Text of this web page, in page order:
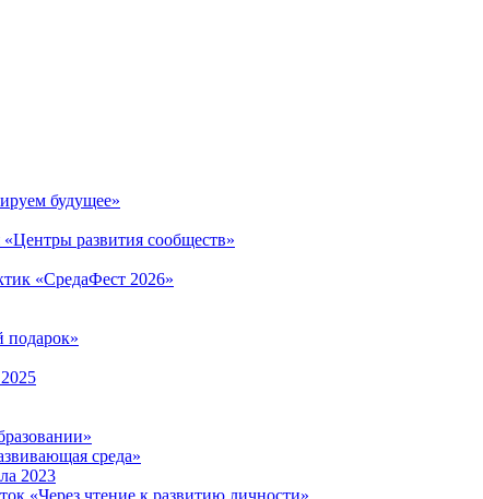
будущее»
развития сообществ»
«СредаФест 2026»
среда»
2023
«Через чтение к развитию личности»